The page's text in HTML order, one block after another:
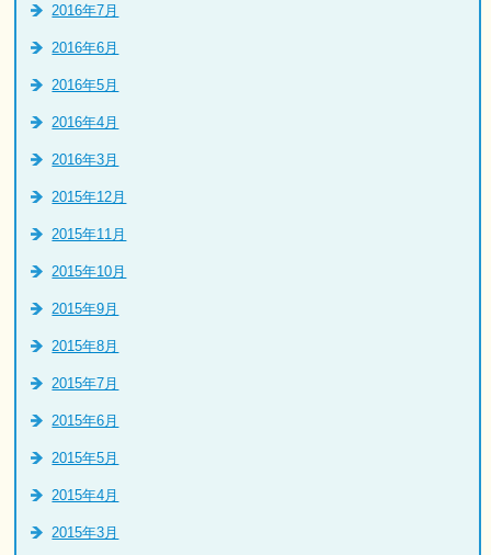
2016年7月
2016年6月
2016年5月
2016年4月
2016年3月
2015年12月
2015年11月
2015年10月
2015年9月
2015年8月
2015年7月
2015年6月
2015年5月
2015年4月
2015年3月